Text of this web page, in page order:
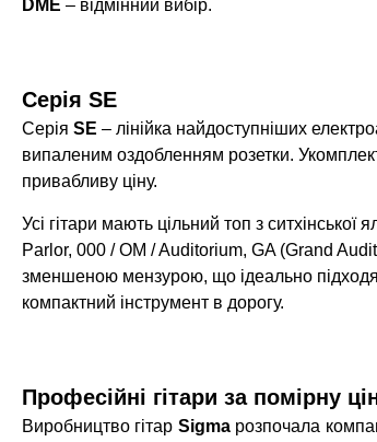
DME – відмінний вибір.
Серія SE
Серія SE – лінійка найдоступніших
випаленим оздобленням розетки.
привабливу ціну.
Усі гітари мають цільний топ з
Parlor, 000 / OM / Auditorium, GA (Grand
зменшеною мензурою, що ідеально
компактний інструмент в дорогу.
Професійні гітари за помірну
Виробництво гітар Sigma розпочала